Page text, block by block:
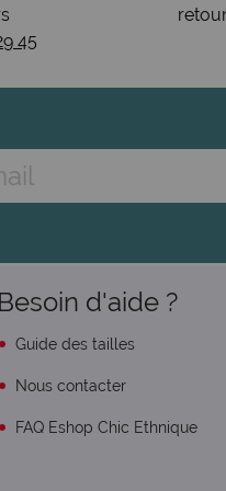
45
Besoin d'aide ?
Guide des tailles
Nous contacter
FAQ Eshop Chic Ethnique